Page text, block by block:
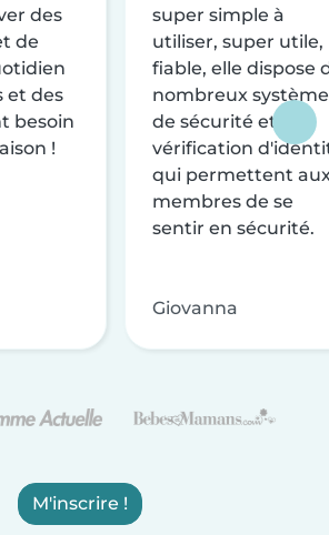
des
de
et des
besoin
!
super simple à
utiliser, super utile,
fiable, elle dispose
nombreux
de sécurité et de
vérification
qui permettent
membres de se
sentir en sécurité.
Giovanna
M'inscrire !